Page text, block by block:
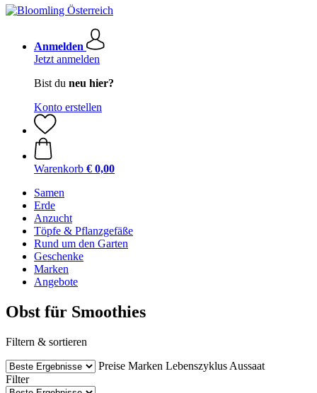
Anmelden
Jetzt anmelden
Bist du neu hier?
Konto erstellen
Warenkorb € 0,00
Samen
Erde
Anzucht
Töpfe & Pflanzgefäße
Rund um den Garten
Geschenke
Marken
Angebote
Obst für Smoothies
Filtern & sortieren
Preise Marken Lebenszyklus Aussaat
Filter